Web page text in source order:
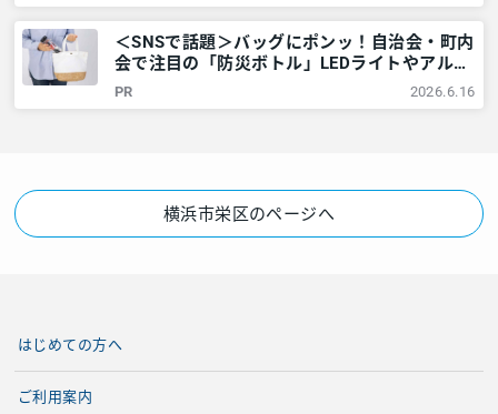
＜SNSで話題＞バッグにポンッ！自治会・町内
会で注目の「防災ボトル」LEDライトやアルミ
シートなど6点が1本に – 神奈川・東京多摩の
ご近所情報 – レアリア
PR 2026.6.16
横浜市栄区のページへ
はじめての方へ
ご利用案内